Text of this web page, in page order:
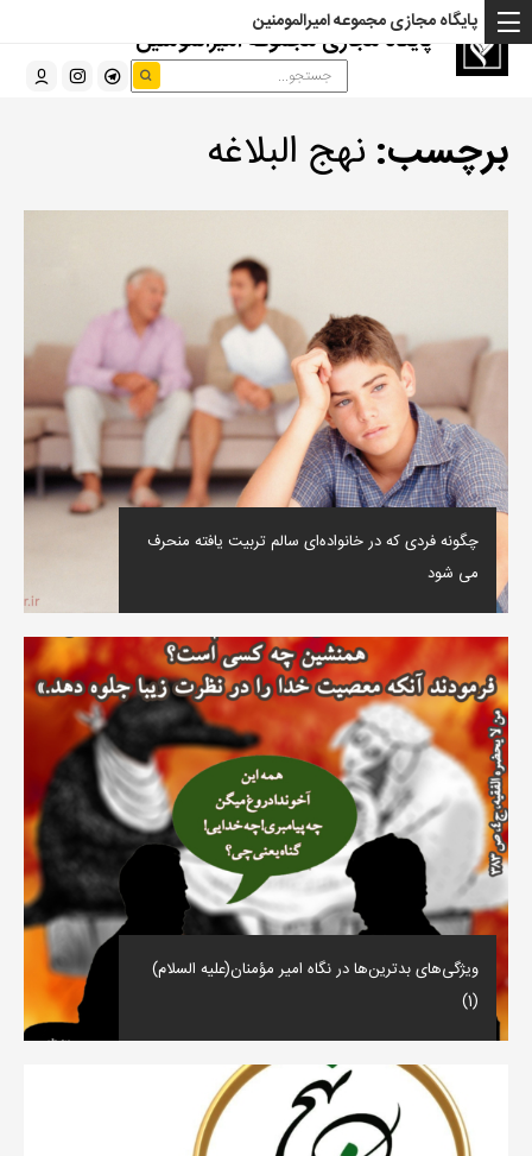
پایگاه مجازی مجموعه امیرالمومنین
پایگاه مجازی مجموعه امیرالمومنین
برچسب: نهج البلاغه
چگونه فردی که در خانواده‌ای سالم تربیت یافته منحرف
می شود
ویژگی‌های بدترین‌ها در نگاه امیر مؤمنان(علیه السلام)
(1)